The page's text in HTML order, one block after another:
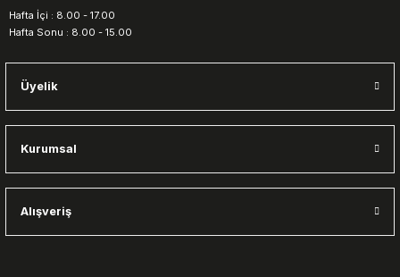
Hafta İçi : 8.00 - 17.00
Hafta Sonu : 8.00 - 15.00
Üyelik
Kurumsal
Alışveriş